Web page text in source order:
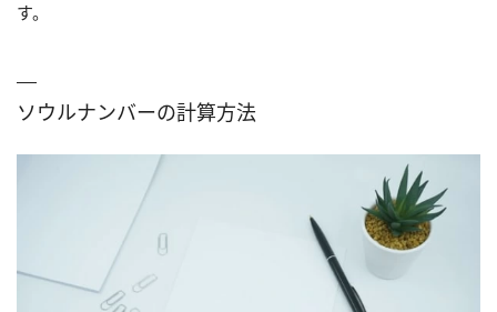
す。
ソウルナンバーの計算方法